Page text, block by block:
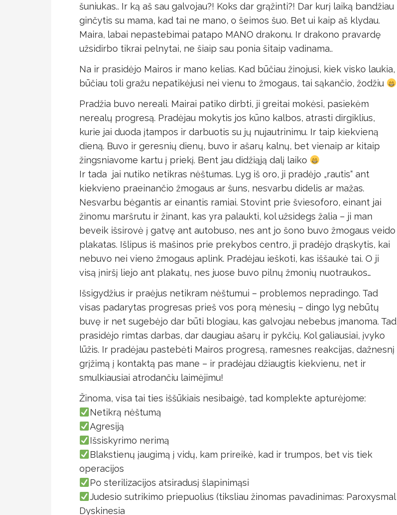
šuniukas.. Ir ką aš sau galvojau?! Koks dar grąžinti?! Dar kurį laiką bandžiau
ginčytis su mama, kad tai ne mano, o šeimos šuo. Bet ui kaip aš klydau.
Maira, labai nepastebimai patapo MANO drakonu. Ir drakono pravardę
užsidirbo tikrai pelnytai, ne šiaip sau ponia šitaip vadinama..
Na ir prasidėjo Mairos ir mano kelias. Kad būčiau žinojusi, kiek visko laukia,
būčiau toli gražu nepatikėjusi nei vienu to žmogaus, tai sąkančio, žodžiu
Pradžia buvo nereali. Mairai patiko dirbti, ji greitai mokėsi, pasiekėm
nerealų progresą. Pradėjau mokytis jos kūno kalbos, atrasti dirgiklius,
kurie jai duoda įtampos ir darbuotis su jų nujautrinimu. Ir taip kiekvieną
dieną. Buvo ir geresnių dienų, buvo ir ašarų kalnų, bet vienaip ar kitaip
žingsniavome kartu į priekį. Bent jau didžiąją dalį laiko
Ir tada jai nutiko netikras nėštumas. Lyg iš oro, ji pradėjo „rautis“ ant
kiekvieno praeinančio žmogaus ar šuns, nesvarbu didelis ar mažas.
Nesvarbu bėgantis ar einantis ramiai. Stovint prie šviesoforo, einant jai
žinomu maršrutu ir žinant, kas yra palaukti, kol užsidegs žalia – ji man
beveik išsirovė į gatvę ant autobuso, nes ant jo šono buvo žmogaus veido
plakatas. Išlipus iš mašinos prie prekybos centro, ji pradėjo drąskytis, kai
nebuvo nei vieno žmogaus aplink. Pradėjau ieškoti, kas iššaukė tai. O ji
visą įniršį liejo ant plakatų, nes juose buvo pilnų žmonių nuotraukos…
Išsigydžius ir praėjus netikram nėštumui – problemos nepradingo. Tad
visas padarytas progresas prieš vos porą mėnesių – dingo lyg nebūtų
buvę ir net sugebėjo dar būti blogiau, kas galvojau nebebus įmanoma. Tad
prasidėjo rimtas darbas, dar daugiau ašarų ir pykčių. Kol galiausiai, įvyko
lūžis. Ir pradėjau pastebėti Mairos progresą, ramesnes reakcijas, dažnesnį
grįžimą į kontaktą pas mane – ir pradėjau džiaugtis kiekvienu, net ir
smulkiausiai atrodančiu laimėjimu!
Žinoma, visa tai ties iššūkiais nesibaigė, tad komplekte apturėjome:
Netikrą nėštumą
Agresiją
Išsiskyrimo nerimą
Blakstienų įaugimą į vidų, kam prireikė, kad ir trumpos, bet vis tiek
operacijos
Po sterilizacijos atsiradusį šlapinimąsi
Judesio sutrikimo priepuolius (tiksliau žinomas pavadinimas: Paroxysmal
Dyskinesia